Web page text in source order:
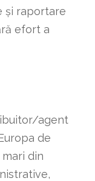
și raportare
efort a
agent
de
din